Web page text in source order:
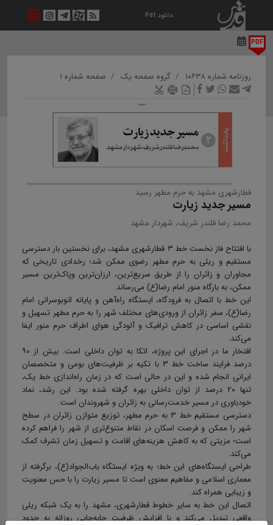
دانلود Pdf
PDF
روزنامه شماره ۱۰۶۳۸ گروه صفحه یک صفحه شماره ۱
قطارشهری مشهد به حرم مطهر رسید
مسیر جدید زیارت
محمد رضا قلندر شریف، شهردار مشهد
با افتتاح فاز نخست خط ۳ قطارشهری مشهد، برای نخستین‌ بار دسترسی
مستقیم و ریلی به حرم مطهر رضوی ممکن شد؛ رخدادی تاریخی که
مجاوران و زائران را از طریق سریع‌ترین، ارزان‌ترین وپاک‌ترین مسیر
ممکن، به بارگاه منور امام رضا(ع) می‌رساند.
این خط با اتصال به فرودگاه، ایستگاه راه‌آهن و پایانه اتوبوسرانی امام
رضا(ع)، سفر زائران از ورودی‌های مختلف شهر را به حرم مطهر تسهیل و
نقشی اساسی در کاهش ترافیک و آلودگی هوای اطراف حرم منور ایفا
می‌کند.
افتخار ما در اجرای این پروژه، اتکا به توان داخلی است. بیش از ۹۰
درصد فرایند ساخت خط ۳ با تکیه بر ظرفیت‌های بومی و متخصصان
ایرانی انجام شده و این در حالی ا‌ست که در زمان راه‌اندازی خط یک،
تنها ۲۰ درصد از توان داخلی بهره گرفته شده بود. این رشد، نماد
خودباوری در مسیر خدمت‌رسانی به زائران و شهروندان است.
دسترسی مستقیم خط ۳ به حرم مطهر، توزیع متوازن زائران در سطح
شهر را ممکن و فرصت اسکان در نقاط متنوع‌تری از شهر را فراهم کرده
است؛ مزیتی که به کاهش هزینه‌های اقامت و تسهیل زمان تشرف کمک
می‌کند.
طراحی ایستگاه‌های این خط؛ به‌ ویژه ایستگاه باب‌الجواد(ع)، برگرفته از
معماری اسلامی و مفاهیم معنوی است تا مسیر زیارت را با حس معنویت
و زیبایی همراه کند.
اتصال این خط به سایر خطوط قطارشهری، مشهد را به یک شبکه ریلی
واقعی تبدیل می‌کند و با افزایش ظرفیت جابه‌جایی روزانه به حدود